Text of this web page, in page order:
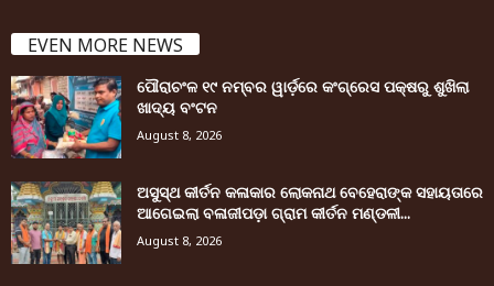
EVEN MORE NEWS
ପୌରାଚଂଳ ୧୯ ନମ୍ବର ୱାର୍ଡ଼ରେ କଂଗ୍ରେସ ପକ୍ଷରୁ ଶୁଖିଲା
ଖାଦ୍ୟ ବଂଟନ
August 8, 2026
ଅସୁସ୍ଥ କୀର୍ତନ କଳାକାର ଲୋକନାଥ ବେହେରାଙ୍କ ସହାୟତାରେ
ଆଗେଇଲା ବଳାଜୀପଡ଼ା ଗ୍ରାମ କୀର୍ତନ ମଣ୍ଡଳୀ...
August 8, 2026